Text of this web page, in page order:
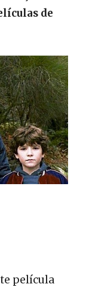
de
película